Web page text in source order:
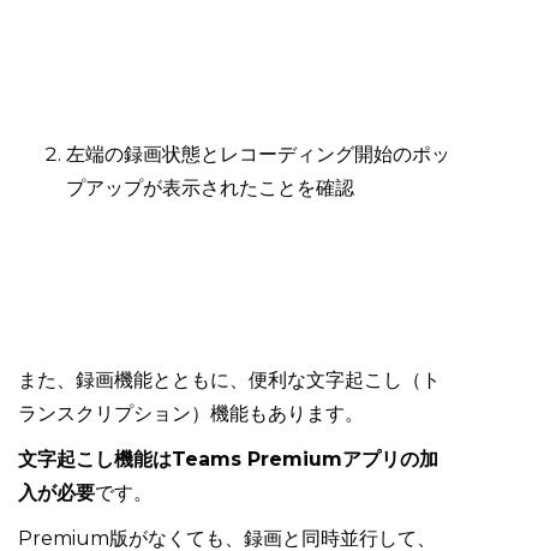
左端の録画状態とレコーディング開始のポッ
プアップが表示されたことを確認
また、録画機能とともに、便利な文字起こし（ト
ランスクリプション）機能もあります。
文字起こし機能はTeams Premiumアプリの加
入が必要です。
Premium版がなくても、録画と同時並行して、